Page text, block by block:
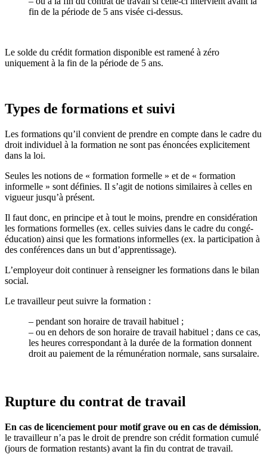
fin de la période de 5 ans visée ci-dessus.
Le solde du crédit formation disponible est ramené à zéro
uniquement à la fin de la période de 5 ans.
Types de formations et suivi
Les formations qu’il convient de prendre en compte dans le cadre du
droit individuel à la formation ne sont pas énoncées explicitement
dans la loi.
Seules les notions de « formation formelle » et de « formation
informelle » sont définies. Il s’agit de notions similaires à celles en
vigueur jusqu’à présent.
Il faut donc, en principe et à tout le moins, prendre en considération
les formations formelles (ex. celles suivies dans le cadre du congé-
éducation) ainsi que les formations informelles (ex. la participation à
des conférences dans un but d’apprentissage).
L’employeur doit continuer à renseigner les formations dans le bilan
social.
Le travailleur peut suivre la formation :
– pendant son horaire de travail habituel ;
– ou en dehors de son horaire de travail habituel ; dans ce cas,
les heures correspondant à la durée de la formation donnent
droit au paiement de la rémunération normale, sans sursalaire.
Rupture du contrat de travail
En cas de licenciement pour motif grave ou en cas de démission,
le travailleur n’a pas le droit de prendre son crédit formation cumulé
(jours de formation restants) avant la fin du contrat de travail.